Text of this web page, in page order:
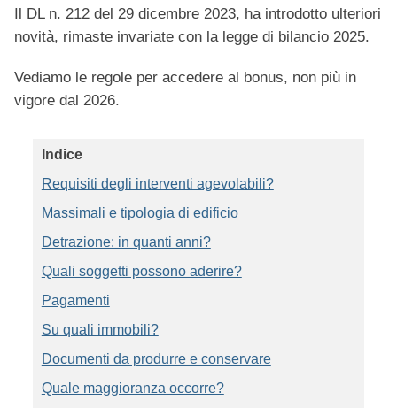
Il DL n. 212 del 29 dicembre 2023, ha introdotto ulteriori
novità, rimaste invariate con la legge di bilancio 2025.
Vediamo le regole per accedere al bonus, non più in
vigore dal 2026.
Indice
Requisiti degli interventi agevolabili?
Massimali e tipologia di edificio
Detrazione: in quanti anni?
Quali soggetti possono aderire?
Pagamenti
Su quali immobili?
Documenti da produrre e conservare
Quale maggioranza occorre?